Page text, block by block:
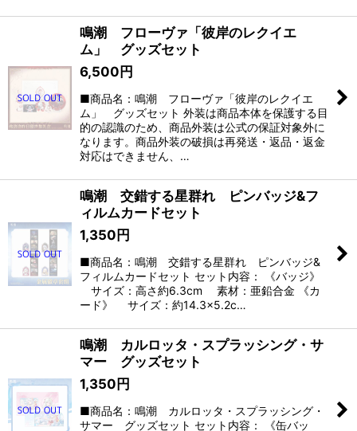
鳴潮 フローヴァ「彼岸のレクイエ
ム」 グッズセット
6,500 円
■商品名：鳴潮 フローヴァ「彼岸のレクイエ
ム」 グッズセット 外装は商品本体を保護する目
的の認識のため、商品外装は公式の保証対象外に
なります。商品外装の破損は再発送・返品・返金
対応はできません、…
鳴潮 交錯する星群れ ピンバッジ&フ
ィルムカードセット
1,350 円
■商品名：鳴潮 交錯する星群れ ピンバッジ&
フィルムカードセット セット内容： 《バッジ》
サイズ：高さ約6.3cm 素材：亜鉛合金 《カ
ード》 サイズ：約14.3×5.2c…
鳴潮 カルロッタ・スプラッシング・サ
マー グッズセット
1,350 円
■商品名：鳴潮 カルロッタ・スプラッシング・
サマー グッズセット セット内容： 《缶バッ